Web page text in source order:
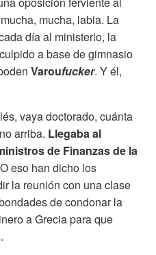
mucha, labia. La
día al ministerio, la
a base de gimnasio
Varoufucker. Y él,
vaya doctorado, cuánta
arriba. Llegaba al
de Finanzas de la
eso han dicho los
la reunión con una clase
de condonar la
a Grecia para que